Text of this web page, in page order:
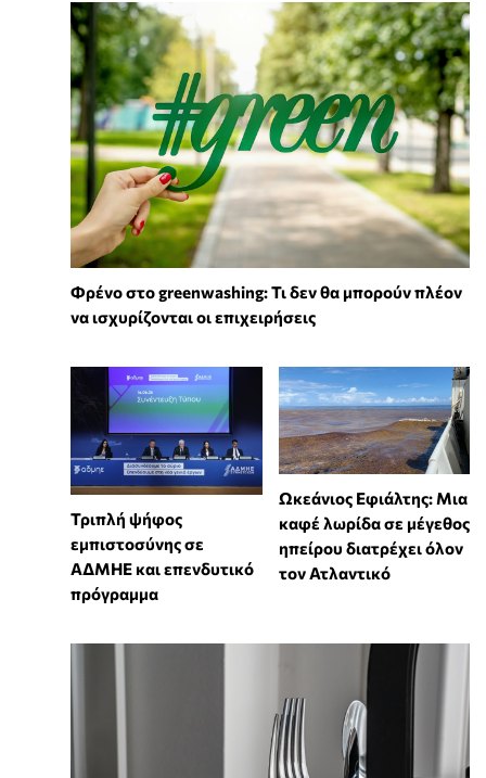
Φρένο στο greenwashing: Τι δεν θα μπορούν πλέον
να ισχυρίζονται οι επιχειρήσεις
Τριπλή ψήφος
εμπιστοσύνης σε
ΑΔΜΗΕ και επενδυτικό
πρόγραμμα
Ωκεάνιος Εφιάλτης: Μια
καφέ λωρίδα σε μέγεθος
ηπείρου διατρέχει όλον
τον Ατλαντικό